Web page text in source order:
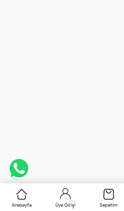
Anasayfa Üye Girişi Sepetim